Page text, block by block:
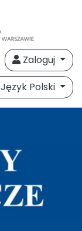
Zaloguj
Język Polski